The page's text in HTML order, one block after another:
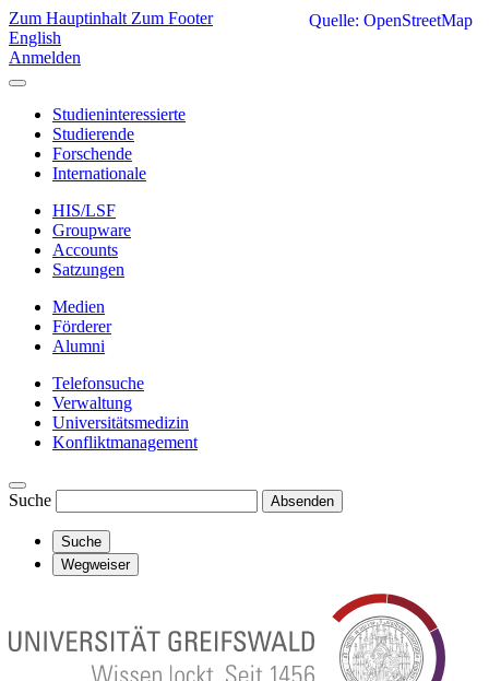
Zum Hauptinhalt Zum Footer
English
Anmelden
Studieninteressierte
Studierende
Forschende
Internationale
HIS/LSF
Groupware
Accounts
Satzungen
Medien
Förderer
Alumni
Telefonsuche
Verwaltung
Universitätsmedizin
Konfliktmanagement
Suche Absenden
Suche
Wegweiser
Quelle: OpenStreetMap